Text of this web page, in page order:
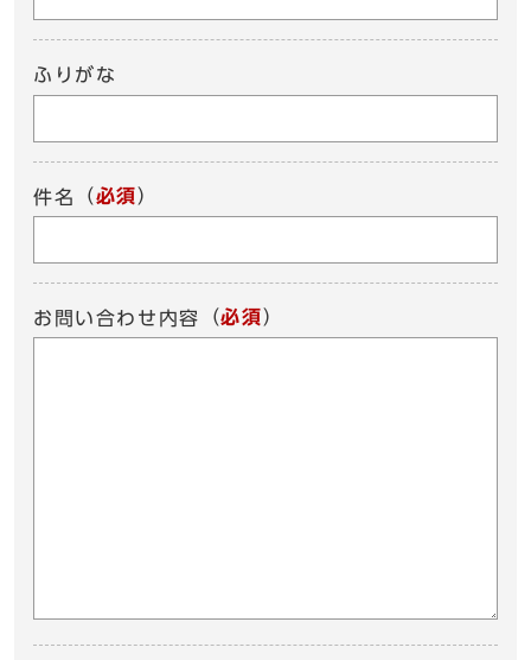
ふりがな
件名 （必須）
お問い合わせ内容 （必須）